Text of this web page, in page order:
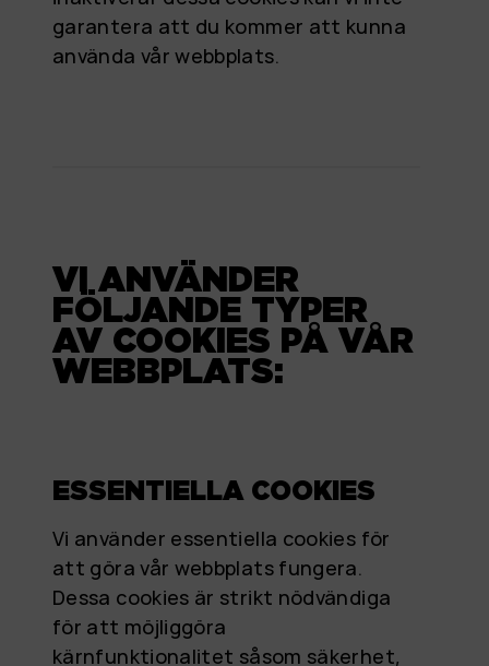
garantera att du kommer att kunna
använda vår webbplats.
VI ANVÄNDER
FÖLJANDE TYPER
AV COOKIES PÅ VÅR
WEBBPLATS:
ESSENTIELLA COOKIES
Vi använder essentiella cookies för
att göra vår webbplats fungera.
Dessa cookies är strikt nödvändiga
för att möjliggöra
kärnfunktionalitet såsom säkerhet,